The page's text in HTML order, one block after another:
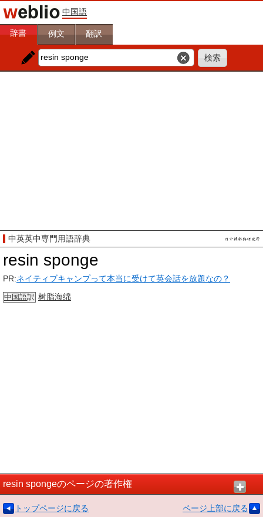
中国語
辞書 例文 翻訳
中英英中専門用語辞典
resin sponge
PR:ネイティブキャンプって本当に受けて英会話を放題なの？
中国語訳 树脂海绵
resin spongeのページの著作権
トップページに戻る ページ上部に戻る